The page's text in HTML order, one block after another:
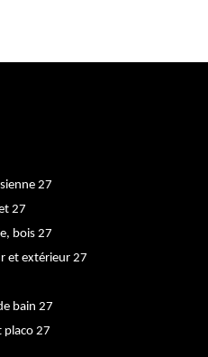
27
27
bois 27
et extérieur 27
bain 27
placo 27